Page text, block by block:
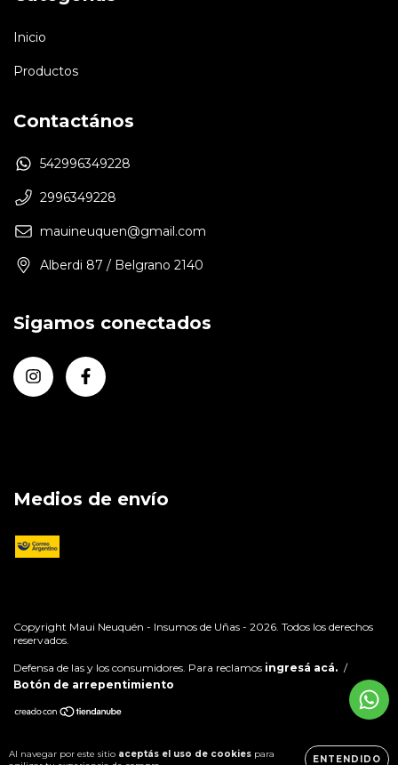
Al navegar por este sitio aceptás el uso de cookies para
ENTENDIDO
Inicio
Productos
Contactános
542996349228
2996349228
mauineuquen@gmail.com
Alberdi 87 / Belgrano 2140
Sigamos conectados
Medios de envío
Copyright Maui Neuquén - Insumos de Uñas - 2026. Todos los derechos
reservados.
Defensa de las y los consumidores. Para reclamos ingresá acá. /
Botón de arrepentimiento